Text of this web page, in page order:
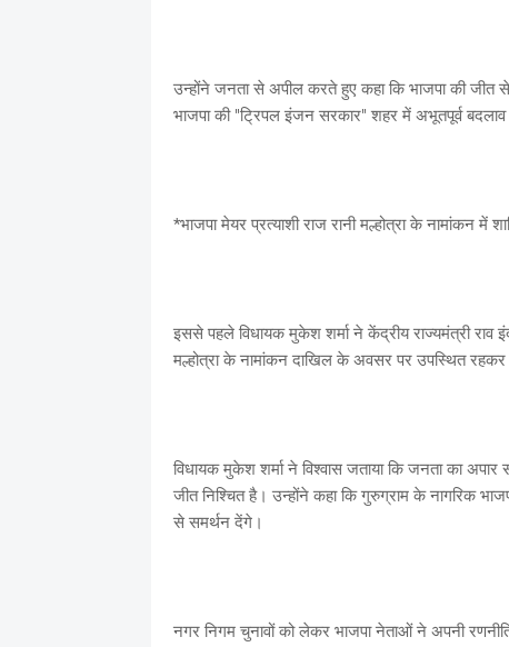
उन्होंने जनता से अपील करते हुए कहा कि भाजपा की जीत
भाजपा की "ट्रिपल इंजन सरकार" शहर में अभूतपूर्व बदलाव
*भाजपा मेयर प्रत्याशी राज रानी मल्होत्रा के नामांकन में
इससे पहले विधायक मुकेश शर्मा ने केंद्रीय राज्यमंत्री राव
मल्होत्रा के नामांकन दाखिल के अवसर पर उपस्थित रहकर
विधायक मुकेश शर्मा ने विश्वास जताया कि जनता का
जीत निश्चित है। उन्होंने कहा कि गुरुग्राम के नागरिक
से समर्थन देंगे।
नगर निगम चुनावों को लेकर भाजपा नेताओं ने अपनी रणनीति